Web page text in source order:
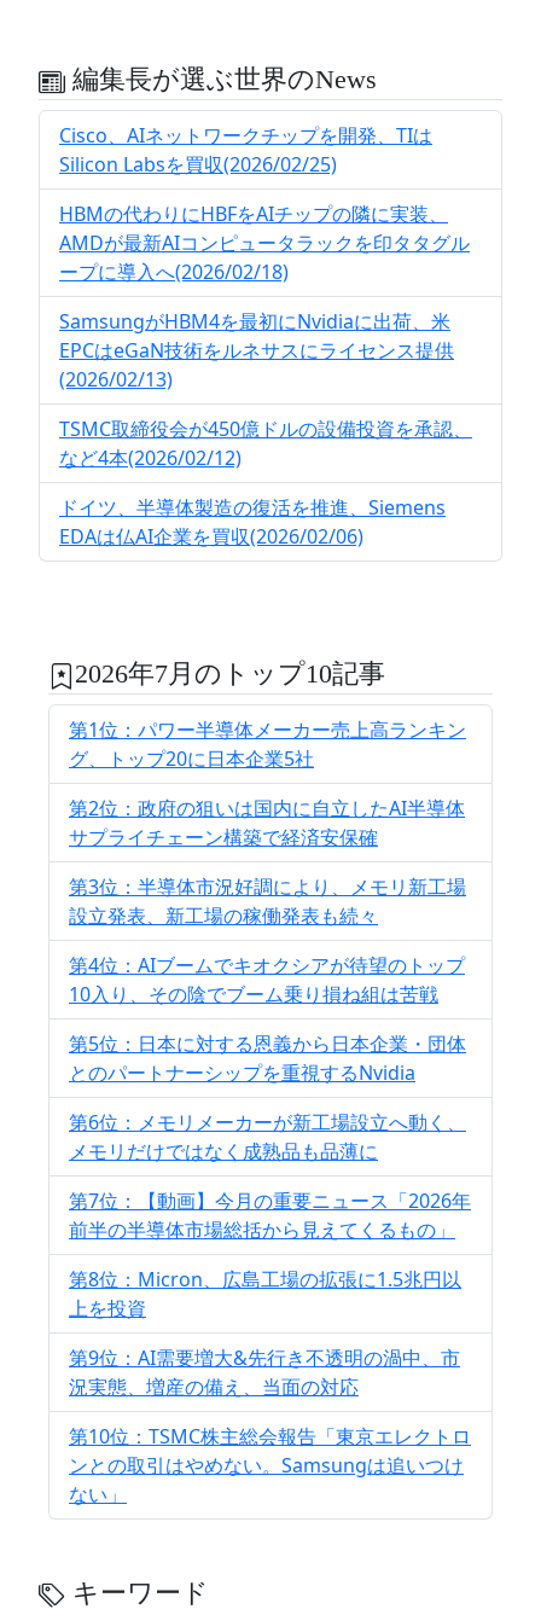
編集長が選ぶ世界のNews
Cisco、AIネットワークチップを開発、TIは
Silicon Labsを買収(2026/02/25)
HBMの代わりにHBFをAIチップの隣に実装、
AMDが最新AIコンピュータラックを印タタグル
ープに導入へ(2026/02/18)
SamsungがHBM4を最初にNvidiaに出荷、米
EPCはeGaN技術をルネサスにライセンス提供
(2026/02/13)
TSMC取締役会が450億ドルの設備投資を承認、
など4本(2026/02/12)
ドイツ、半導体製造の復活を推進、Siemens
EDAは仏AI企業を買収(2026/02/06)
2026年7月のトップ10記事
第1位：パワー半導体メーカー売上高ランキン
グ、トップ20に日本企業5社
第2位：政府の狙いは国内に自立したAI半導体
サプライチェーン構築で経済安保確
第3位：半導体市況好調により、メモリ新工場
設立発表、新工場の稼働発表も続々
第4位：AIブームでキオクシアが待望のトップ
10入り、その陰でブーム乗り損ね組は苦戦
第5位：日本に対する恩義から日本企業・団体
とのパートナーシップを重視するNvidia
第6位：メモリメーカーが新工場設立へ動く、
メモリだけではなく成熟品も品薄に
第7位：【動画】今月の重要ニュース「2026年
前半の半導体市場総括から見えてくるもの」
第8位：Micron、広島工場の拡張に1.5兆円以
上を投資
第9位：AI需要増大&先行き不透明の渦中、市
況実態、増産の備え、当面の対応
第10位：TSMC株主総会報告「東京エレクトロ
ンとの取引はやめない。Samsungは追いつけ
ない」
キーワード